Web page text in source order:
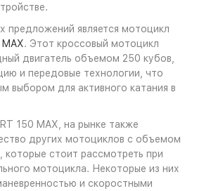
предложений является мотоцикл
MAX. Этот кроссовый мотоцикл
двигатель объемом 250 кубов,
и передовые технологии, что
выбором для активного катания в
150 MAX, на рынке также
других мотоциклов с объемом
которые стоит рассмотреть при
мотоцикла. Некоторые из них
и скоростными